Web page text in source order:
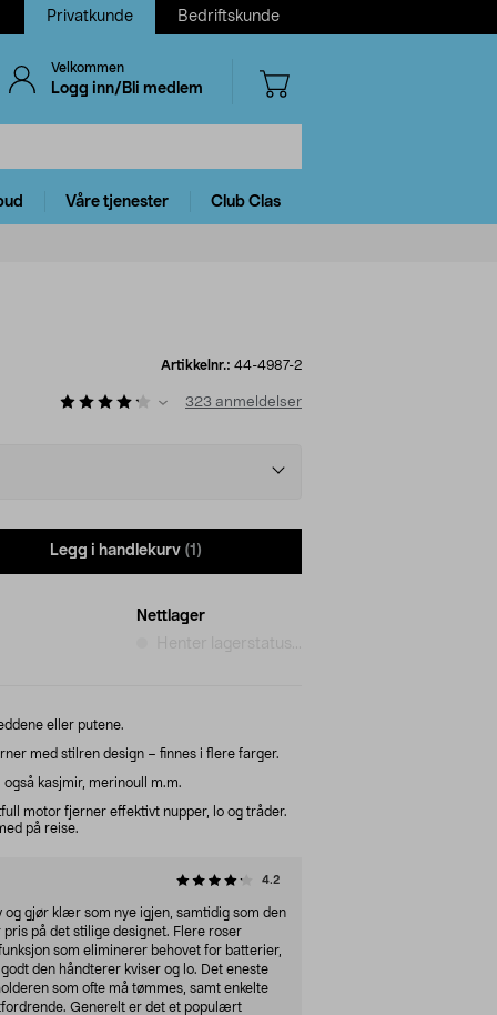
Privatkunde Bedriftskunde
Velkommen
Logg inn/Bli medlem
Våre tjenester Club Clas
Artikkelnr.: 44-4987-2
323 anmeldelser
Legg i handlekurv (1)
Nettlager
eller putene.
med stilren design – finnes i flere farger.
også kasjmir, merinoull m.m.
motor fjerner effektivt nupper, lo og tråder.
på reise.
4.2
gjør klær som nye igjen, samtidig som den
på det stilige designet. Flere roser
som eliminerer behovet for batterier,
den håndterer kviser og lo. Det eneste
som ofte må tømmes, samt enkelte
Generelt er det et populært